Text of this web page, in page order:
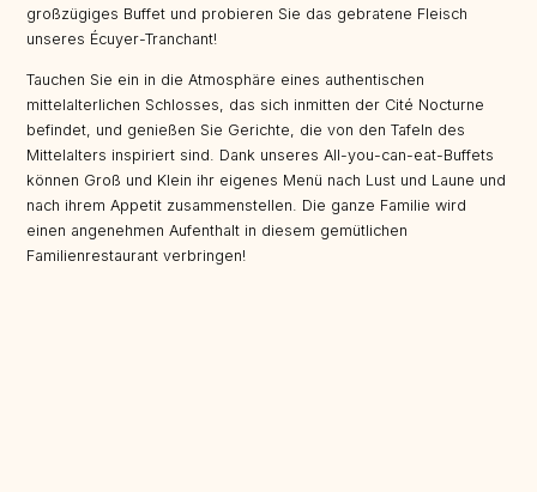
großzügiges Buffet und probieren Sie das gebratene Fleisch
unseres Écuyer-Tranchant!
Tauchen Sie ein in die Atmosphäre eines authentischen
mittelalterlichen Schlosses, das sich inmitten der Cité Nocturne
befindet, und genießen Sie Gerichte, die von den Tafeln des
Mittelalters inspiriert sind. Dank unseres All-you-can-eat-Buffets
können Groß und Klein ihr eigenes Menü nach Lust und Laune und
nach ihrem Appetit zusammenstellen. Die ganze Familie wird
einen angenehmen Aufenthalt in diesem gemütlichen
Familienrestaurant verbringen!